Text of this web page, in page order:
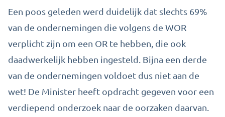
Een poos geleden werd duidelijk dat slechts 69%
van de ondernemingen die volgens de WOR
verplicht zijn om een OR te hebben, die ook
daadwerkelijk hebben ingesteld. Bijna een derde
van de ondernemingen voldoet dus niet aan de
wet! De Minister heeft opdracht gegeven voor een
verdiepend onderzoek naar de oorzaken daarvan.